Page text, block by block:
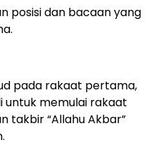
posisi dan bacaan yang
pada rakaat pertama,
untuk memulai rakaat
takbir “Allahu Akbar”